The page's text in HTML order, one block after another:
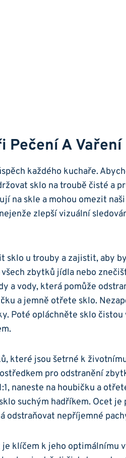
Pečení A Vaření
každého kuchaře.
sklo na troubě⁢ čisté a
⁤na⁤ skle a mohou omezit
zlepší vizuální
sklo u trouby a zajistit, aby
zbytků‌ jídla nebo
a vody, která pomůže
a jemně otřete sklo.
Poté opláchněte sklo ⁣čistou
které jsou šetrné k
pro odstranění
naneste na ⁣houbičku a
suchým hadříkem. Ocet‌ je
odstraňovat nepříjemné
klíčem k ​jeho optimálnímu